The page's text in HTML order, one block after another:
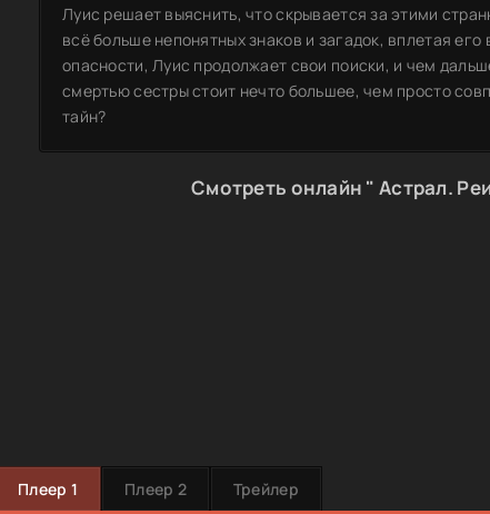
Луис решает выяснить, что скрывается за этими
всё больше непонятных знаков и загадок, вплетая
опасности, Луис продолжает свои поиски, и чем
смертью сестры стоит нечто большее, чем просто
тайн?
Смотреть онлайн " Астрал.
Плеер 1 Плеер 2 Трейлер